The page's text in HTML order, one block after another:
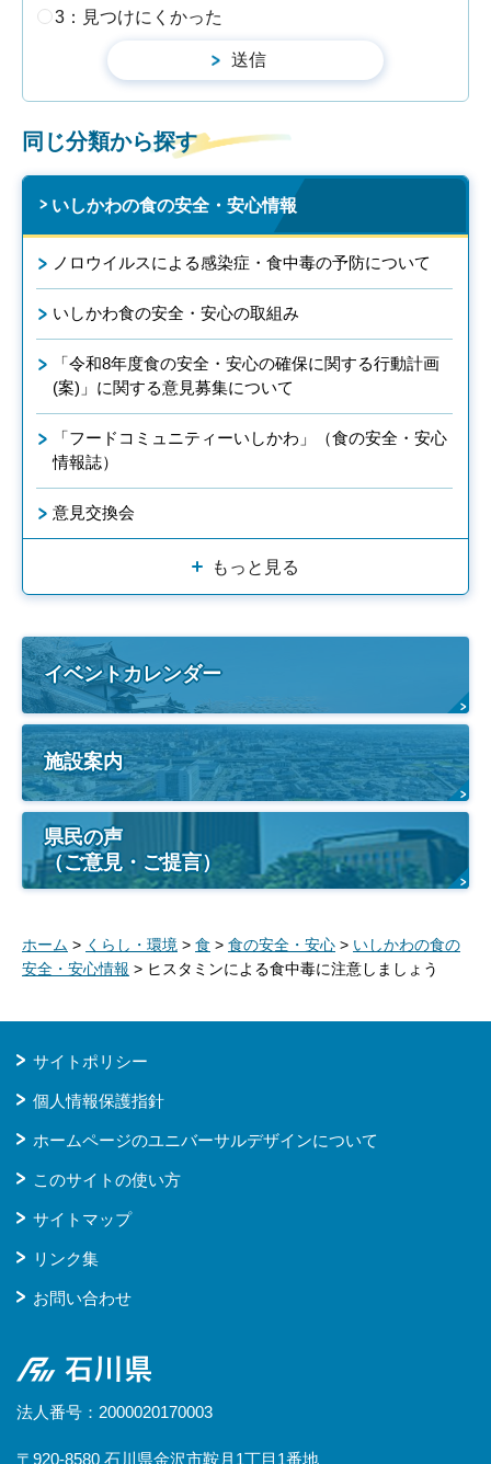
3：見つけにくかった
同じ分類から探す
いしかわの食の安全・安心情報
ノロウイルスによる感染症・食中毒の予防について
いしかわ食の安全・安心の取組み
「令和8年度食の安全・安心の確保に関する行動計画
(案)」に関する意見募集について
「フードコミュニティーいしかわ」（食の安全・安心
情報誌）
意見交換会
もっと見る
イベントカレンダー
施設案内
県民の声
（ご意見・ご提言）
ホーム > くらし・環境 > 食 > 食の安全・安心 > いしかわの食の
安全・安心情報 > ヒスタミンによる食中毒に注意しましょう
サイトポリシー
個人情報保護指針
ホームページのユニバーサルデザインについて
このサイトの使い方
サイトマップ
リンク集
お問い合わせ
石川県
法人番号：2000020170003
〒920-8580 石川県金沢市鞍月1丁目1番地